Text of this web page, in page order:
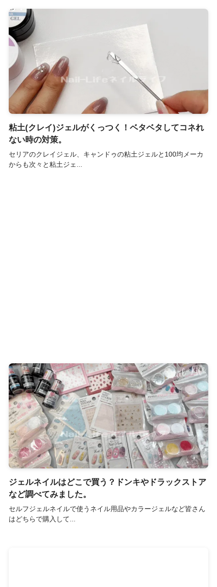
粘土(クレイ)ジェルがくっつく！ベタベタしてコネれ
ない時の対策。
セリアのクレイジェル、キャンドゥの粘土ジェルと100均メーカ
からも次々と粘土ジェ...
ジェルネイルはどこで買う？ドンキやドラックストア
など調べてみました。
セルフジェルネイルで使うネイル用品やカラージェルなど皆さん
はどちらで購入して...